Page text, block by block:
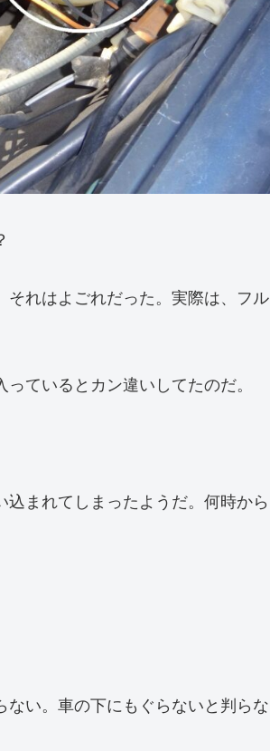
れはよごれだった。実際は、フル
ているとカン違いしてたのだ。
まれてしまったようだ。何時から
い。車の下にもぐらないと判らな